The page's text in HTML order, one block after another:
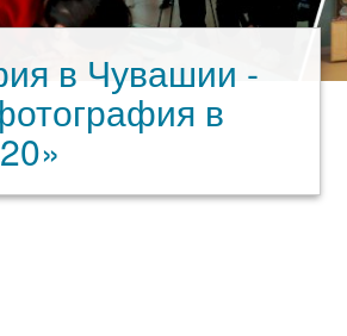
в Чувашии -
в